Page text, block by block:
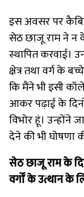
इस अवसर पर
सेठ छाजू राम ने न
स्थापित करवाई।
क्षेत्र तथा वर्ग के
कि मैंने भी इसी
आकर पढ़ाई के
विभोर हूं। उन्होंने
देने की भी घोषणा
सेठ छाजू राम के
वर्गों के उत्थान के